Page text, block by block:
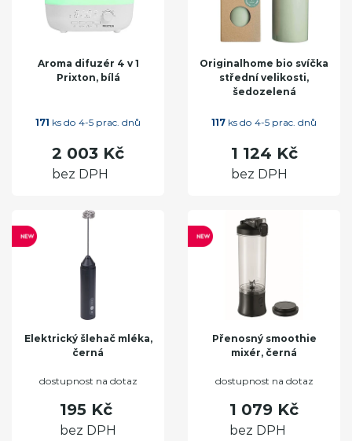
Aroma difuzér 4 v 1
Prixton, bílá
171 ks do 4-5 prac. dnů
2 003 Kč
bez DPH
Originalhome bio svíčka
střední velikosti,
šedozelená
117 ks do 4-5 prac. dnů
1 124 Kč
bez DPH
Elektrický šlehač mléka,
černá
dostupnost na dotaz
195 Kč
bez DPH
Přenosný smoothie
mixér, černá
dostupnost na dotaz
1 079 Kč
bez DPH